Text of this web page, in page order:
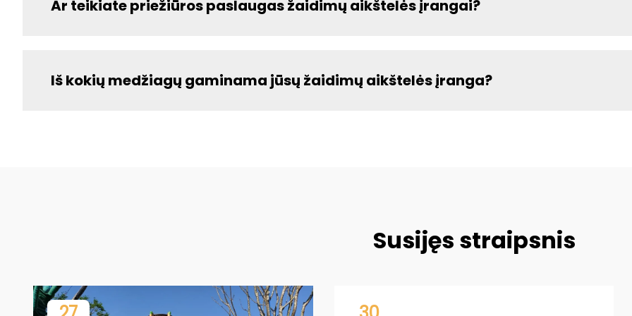
Ar teikiate priežiūros paslaugas žaidimų aikštelės įrangai?
Iš kokių medžiagų gaminama jūsų žaidimų aikštelės įranga?
Susijęs straipsnis